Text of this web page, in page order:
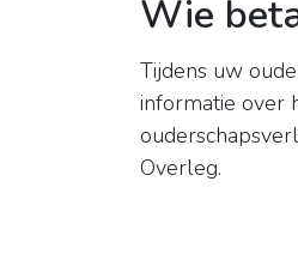
Wie
Tijdens uw
informatie over
Overleg.